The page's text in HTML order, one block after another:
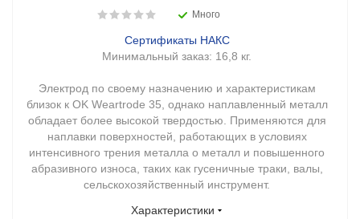
Много
Сертификаты НАКС
Минимальный заказ: 16,8 кг.
Электрод по своему назначению и характеристикам
близок к OK Weartrode 35, однако наплавленный металл
обладает более высокой твердостью. Применяются для
наплавки поверхностей, работающих в условиях
интенсивного трения металла о металл и повышенного
абразивного износа, таких как гусеничные траки, валы,
сельскохозяйственный инструмент.
Характеристики